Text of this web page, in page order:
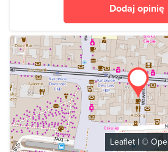
Dodaj opinię
Leaflet| ©